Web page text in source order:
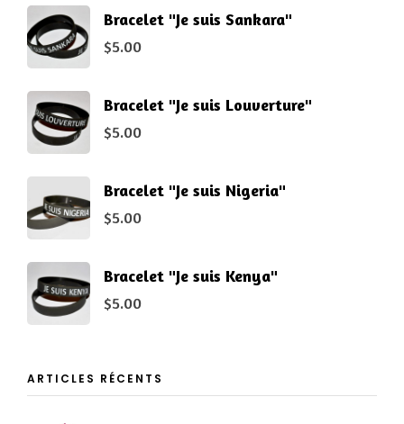
Bracelet "Je suis Sankara"
$5.00
Bracelet "Je suis Louverture"
$5.00
Bracelet "Je suis Nigeria"
$5.00
Bracelet "Je suis Kenya"
$5.00
ARTICLES RÉCENTS